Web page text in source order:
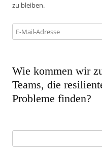
zu bleiben.
Wie kommen wir
Teams, die
Probleme finden?
nach: